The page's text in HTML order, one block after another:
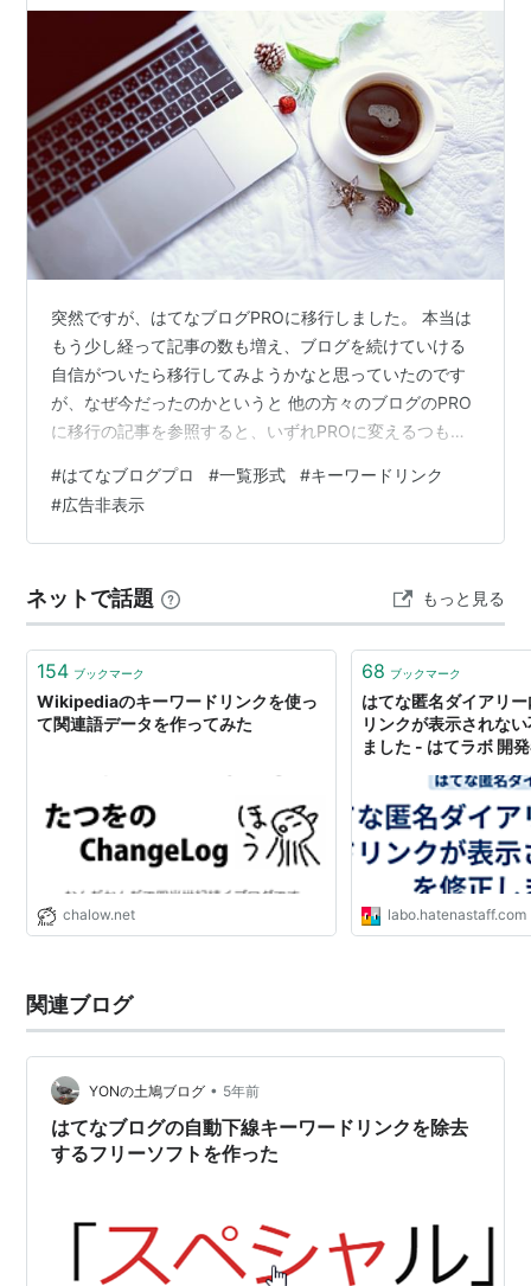
リンク先とリンクタイトルを違うものにする
[http://d.hatena.ne.jp/keyword/〜〜:title=〜〜〜]
<a href="keyword:〜〜">〜〜〜</a>
突然ですが、はてなブログPROに移行しました。 本当は
もう少し経って記事の数も増え、ブログを続けていける
自信がついたら移行してみようかなと思っていたのです
が、なぜ今だったのかというと 他の方々のブログのPRO
に移行の記事を参照すると、いずれPROに変えるつもり
しくなりそう。 形から入るタイプなので、もう少しデザ
インをカスタマイズしてみたい。 思っていたより書くこ
とが楽しい。（但し独りよがりｗ） お金をかけたので続
てもまだ変更したのは【設定】の詳細設定で トップペー
ジの表示を「一覧形式」にした…
#はてなブログプロ #一覧形式 #キーワードリンク
#広告非表示
ネットで話題 もっと見る
154 ブックマーク
Wikipediaのキーワードリンクを使っ
て関連語データを作ってみた
chalow.net
68 ブックマーク
はてな匿名ダイアリ
リンクが表示されな
ました - はてラボ 開
labo.hatenastaff.com
関連ブログ
YONの土鳩ブログ • 5年前
はてなブログの自動下線キーワードリンクを除去
するフリーソフトを作った